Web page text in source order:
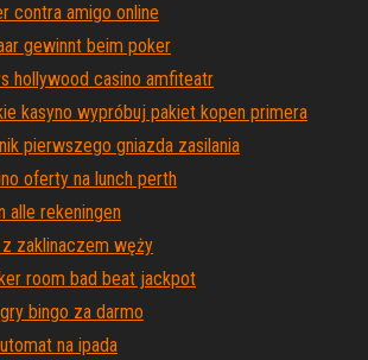
contra amigo online
gewinnt beim poker
hollywood casino amfiteatr
kasyno wypróbuj pakiet kopen primera
pierwszego gniazda zasilania
oferty na lunch perth
alle rekeningen
zaklinaczem węży
room bad beat jackpot
bingo za darmo
na ipada